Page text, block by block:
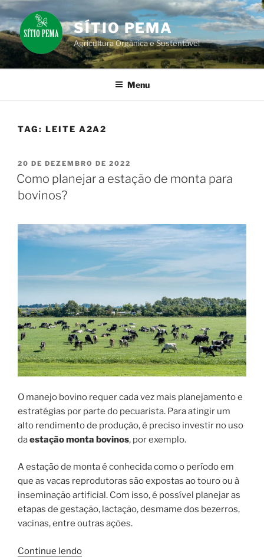
Pular
para
o
conteúdo
SÍTIO PEMA
Agricultura Orgânica e Sustentável
Menu
TAG: LEITE A2A2
PUBLICADO
EM
20 DE DEZEMBRO DE 2022
Como planejar a estação de monta para
bovinos?
O manejo bovino requer cada vez mais planejamento e
estratégias por parte do pecuarista. Para atingir um
alto rendimento de produção, é preciso investir no uso
daestação monta bovinos, por exemplo.
A estação de monta é conhecida como o período em
que as vacas reprodutoras são expostas ao touro ou à
inseminação artificial. Com isso, é possível planejar as
etapas de gestação, lactação, desmame dos bezerros,
vacinas, entre outras ações.
Continue lendo“Como